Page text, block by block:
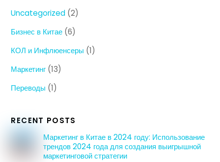
Uncategorized (2)
Бизнес в Китае (6)
КОЛ и Инфлюенсеры (1)
Маркетинг (13)
Переводы (1)
RECENT POSTS
Маркетинг в Китае в 2024 году: Использование
трендов 2024 года для создания выигрышной
маркетинговой стратегии